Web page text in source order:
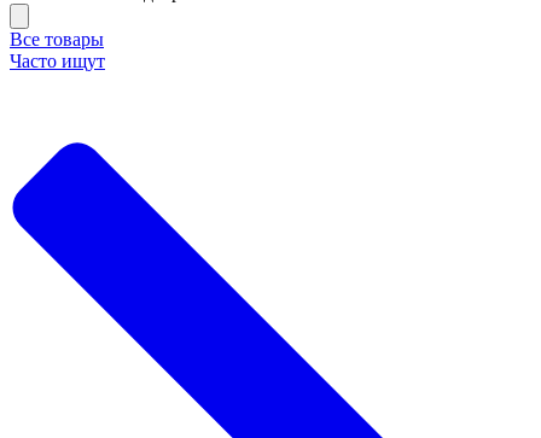
Все товары
Часто ищут